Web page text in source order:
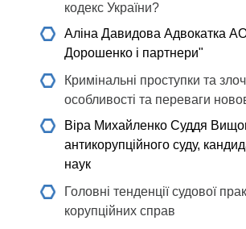
кодекс України?
Аліна Давидова Адвокатка
Дорошенко і партнери"
Кримінальні проступки та
особливості та переваги
Віра Михайленко Суддя
антикорупційного суду,
наук
Головні тенденції судової
корупційних справ